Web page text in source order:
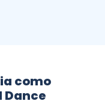
como
Dance